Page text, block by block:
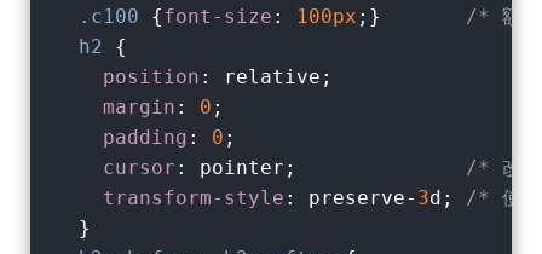
.c100 {font-size : 100px ;} /* 額外
h2 {
position : relative;
margin : 0 ;
padding : 0 ;
cursor : pointer; /* 改成
transform-style : preserve- 3d; /* 使用
  }